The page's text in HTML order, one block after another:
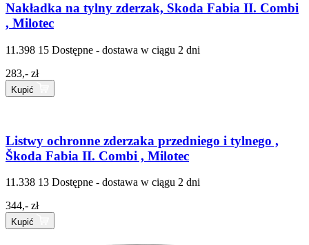
Nakładka na tylny zderzak, Skoda Fabia II. Combi
, Milotec
11.398 15 Dostępne - dostawa w ciągu 2 dni
283,- zł
Kupić
Listwy ochronne zderzaka przedniego i tylnego ,
Škoda Fabia II. Combi , Milotec
11.338 13 Dostępne - dostawa w ciągu 2 dni
344,- zł
Kupić